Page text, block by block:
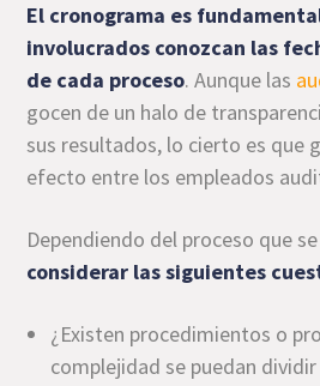
El cronograma es
involucrados conozcan las
de cada proceso. Aunque las
gocen de un halo de
sus resultados, lo cierto es que
efecto entre los empleados
Dependiendo del proceso que
considerar las siguientes
¿Existen procedimientos o
complejidad se puedan